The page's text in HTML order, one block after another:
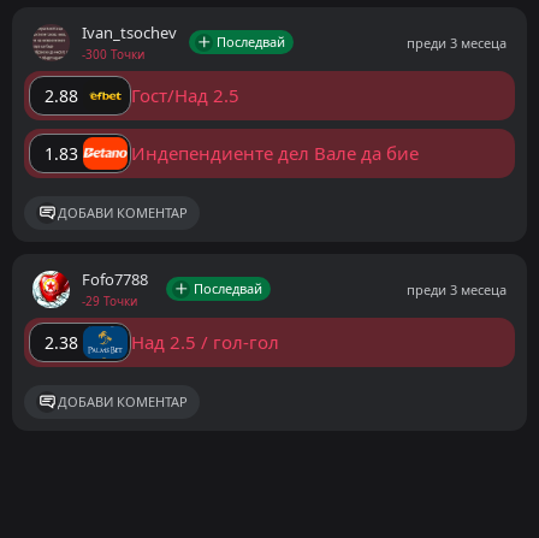
Ivan_tsochev
-300 Точки
Последвай преди 3 месеца
2.88 Гост/Над 2.5
1.83 Индепендиенте дел Вале да бие
ДОБАВИ КОМЕНТАР
Fofo7788
-29 Точки
Последвай преди 3 месеца
2.38 Над 2.5 / гол-гол
ДОБАВИ КОМЕНТАР